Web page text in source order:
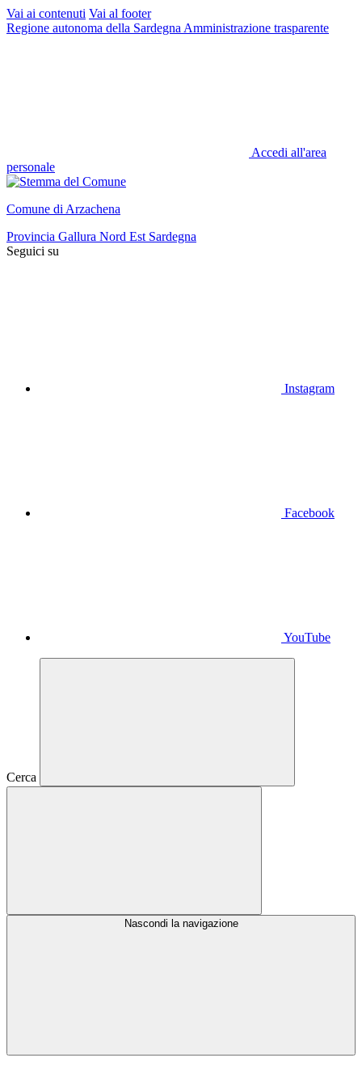
Vai ai contenuti Vai al footer
Regione autonoma della Sardegna Amministrazione trasparente
Accedi all'area
personale
Comune di Arzachena
Provincia Gallura Nord Est Sardegna
Seguici su
Instagram
Facebook
YouTube
Cerca
Nascondi la navigazione